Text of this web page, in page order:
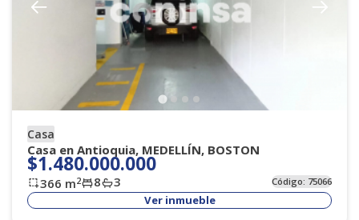
Casa
Casa en Antioquia, MEDELLÍN, BOSTON
$1.480.000.000
366 m2 8 3 Código: 75066
Ver inmueble